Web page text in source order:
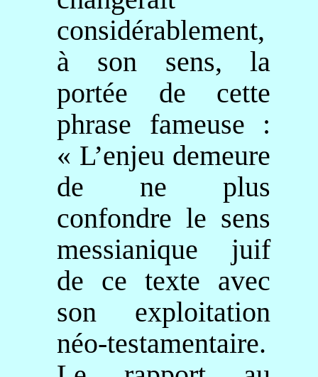
considérablement,
à son sens, la
portée de cette
phrase fameuse :
« L’enjeu demeure
de ne plus
confondre le sens
messianique juif
de ce texte avec
son exploitation
néo-testamentaire.